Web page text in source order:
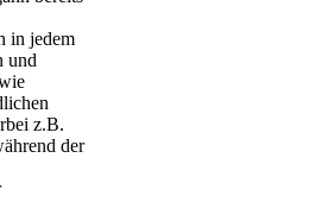
in jedem
und
z.B.
der